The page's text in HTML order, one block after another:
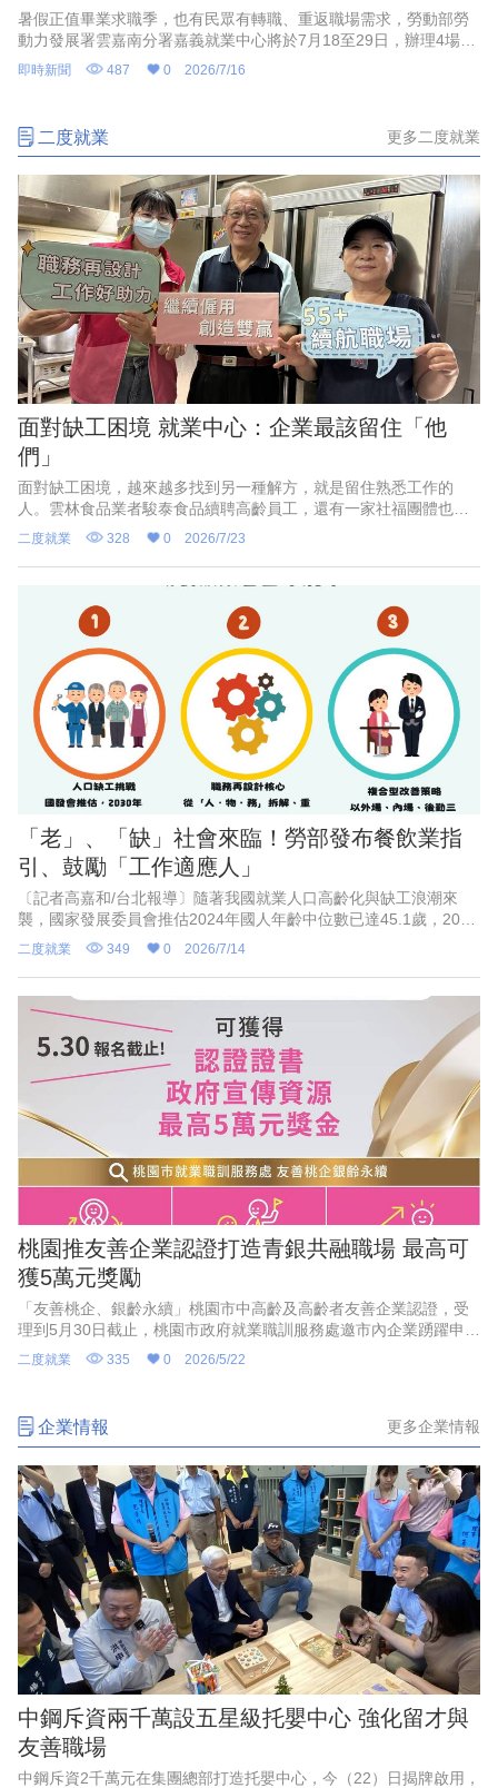
暑假正值畢業求職季，也有民眾有轉職、重返職場需求，勞動部勞
動力發展署雲嘉南分署嘉義就業中心將於7月18至29日，辦理4場現
場徵才活動，包括半導體封測大廠矽品精密工業等企業，招募製程
工程師、設備工程師、技術助理等人才，還有特力屋嘉義店招募特
缺。
即時新聞 487 0 2026/7/16
二度就業 更多二度就業
面對缺工困境 就業中心：企業最該留住「他
們」
面對缺工困境，越來越多找到另一種解方，就是留住熟悉工作的
人。雲林食品業者駿泰食品續聘高齡員工，還有一家社福團體也是
留住老員工，不僅解決缺工，且穩定生產力。
二度就業 328 0 2026/7/23
「老」、「缺」社會來臨！勞部發布餐飲業指
引、鼓勵「工作適應人」
〔記者高嘉和/台北報導〕隨著我國就業人口高齡化與缺工浪潮來
襲，國家發展委員會推估2024年國人年齡中位數已達45.1歲，2030
年更將進一步升至48.7歲。面對「老」與「缺」的社會進行式，勞
動力發展署針對缺工影響甚鉅的餐飲業，特別編製發布「餐飲業職
務再設計運用指引─以中高齡及高齡者為例」。該指引旨在協助餐飲
業者透過系統性的職務調整與工作環境改善，營造適性友善的職
場，讓中高齡勞工能充分發揮所長，進而達成企業留才與攬才的雙
重目標。
二度就業 349 0 2026/7/14
桃園推友善企業認證打造青銀共融職場 最高可
獲5萬元獎勵
「友善桃企、銀齡永續」桃園市中高齡及高齡者友善企業認證，受
理到5月30日截止，桃園市政府就業職訓服務處邀市內企業踴躍申
請，共同營造全齡共融、世代合作的友善就業環境，將遴選「標竿
企業」認證獎10名可獲獎勵金5萬元、「卓越企業」認證獎10名可
二度就業 335 0 2026/5/22
企業情報 更多企業情報
中鋼斥資兩千萬設五星級托嬰中心 強化留才與
友善職場
中鋼斥資2千萬元在集團總部打造托嬰中心，今（22）日揭牌啟用，